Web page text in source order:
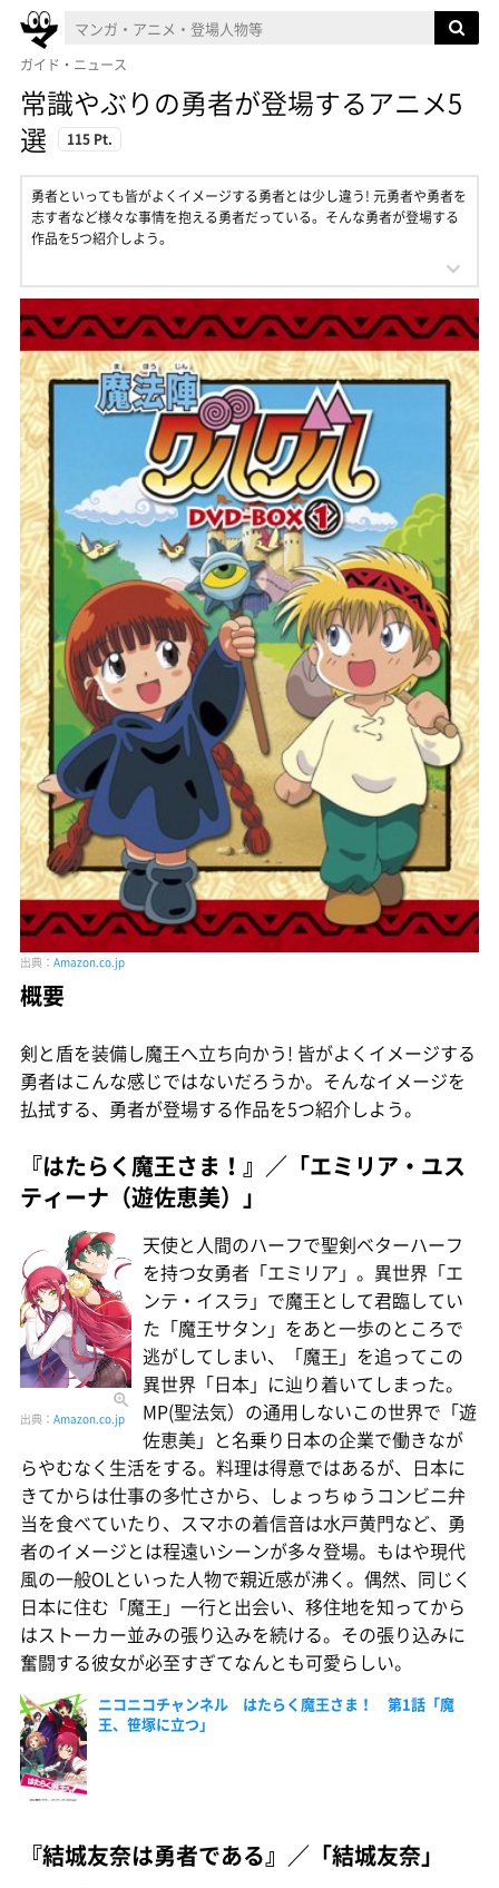
ガイド・ニュース
常識やぶりの勇者が登場するアニメ5
選
115 Pt.
勇者といっても皆がよくイメージする勇者とは少し違う! 元勇者や勇者を
志す者など様々な事情を抱える勇者だっている。そんな勇者が登場する
作品を5つ紹介しよう。
出典： Amazon.co.jp
概要
剣と盾を装備し魔王へ立ち向かう! 皆がよくイメージする
勇者はこんな感じではないだろうか。そんなイメージを
払拭する、勇者が登場する作品を5つ紹介しよう。
『はたらく魔王さま！』／「エミリア・ユス
ティーナ（遊佐恵美）」
出典： Amazon.co.jp
天使と人間のハーフで聖剣ベターハーフ
を持つ女勇者「エミリア」。異世界「エ
ンテ・イスラ」で魔王として君臨してい
た「魔王サタン」をあと一歩のところで
逃がしてしまい、「魔王」を追ってこの
異世界「日本」に辿り着いてしまった。
MP(聖法気）の通用しないこの世界で「遊
佐恵美」と名乗り日本の企業で働きなが
らやむなく生活をする。料理は得意ではあるが、日本に
きてからは仕事の多忙さから、しょっちゅうコンビニ弁
当を食べていたり、スマホの着信音は水戸黄門など、勇
者のイメージとは程遠いシーンが多々登場。もはや現代
風の一般OLといった人物で親近感が沸く。偶然、同じく
日本に住む「魔王」一行と出会い、移住地を知ってから
はストーカー並みの張り込みを続ける。その張り込みに
奮闘する彼女が必至すぎてなんとも可愛らしい。
ニコニコチャンネル はたらく魔王さま！ 第1話「魔
王、笹塚に立つ」
『結城友奈は勇者である』／「結城友奈」